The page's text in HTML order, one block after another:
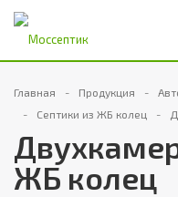
Главная Продукция
Септики из ЖБ колец
ЖБ колец